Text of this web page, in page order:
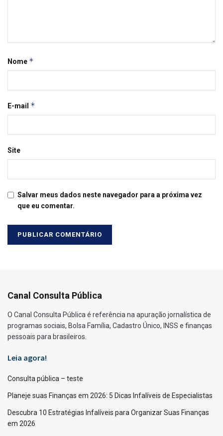
Nome *
E-mail *
Site
Salvar meus dados neste navegador para a próxima vez
que eu comentar.
Canal Consulta Pública
O Canal Consulta Pública é referência na apuração jornalística de
programas sociais, Bolsa Família, Cadastro Único, INSS e finanças
pessoais para brasileiros.
Leia agora!
Consulta pública – teste
Planeje suas Finanças em 2026: 5 Dicas Infalíveis de Especialistas
Descubra 10 Estratégias Infalíveis para Organizar Suas Finanças
em 2026